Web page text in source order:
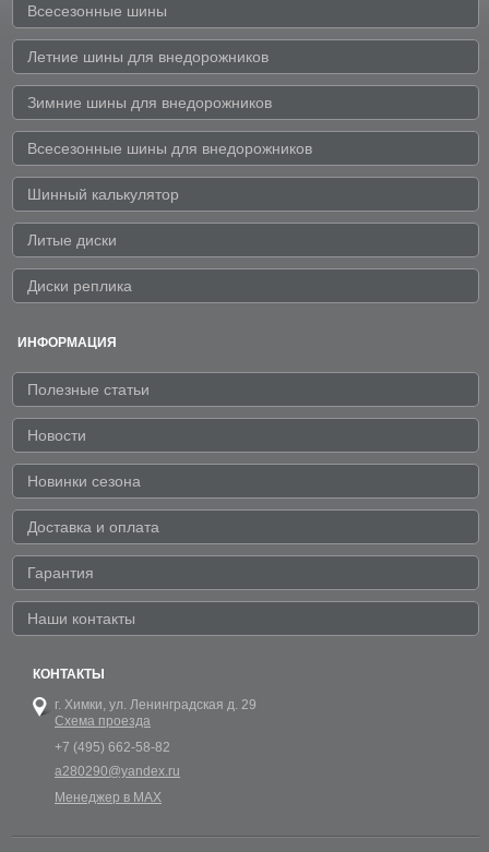
Всесезонные шины
Летние шины для внедорожников
Зимние шины для внедорожников
Всесезонные шины для внедорожников
Шинный калькулятор
Литые диски
Диски реплика
ИНФОРМАЦИЯ
Полезные статьи
Новости
Новинки сезона
Доставка и оплата
Гарантия
Наши контакты
КОНТАКТЫ
г. Химки, ул. Ленинградская д. 29
Схема проезда
+7 (495) 662-58-82
a280290@yandex.ru
Менеджер в MAX